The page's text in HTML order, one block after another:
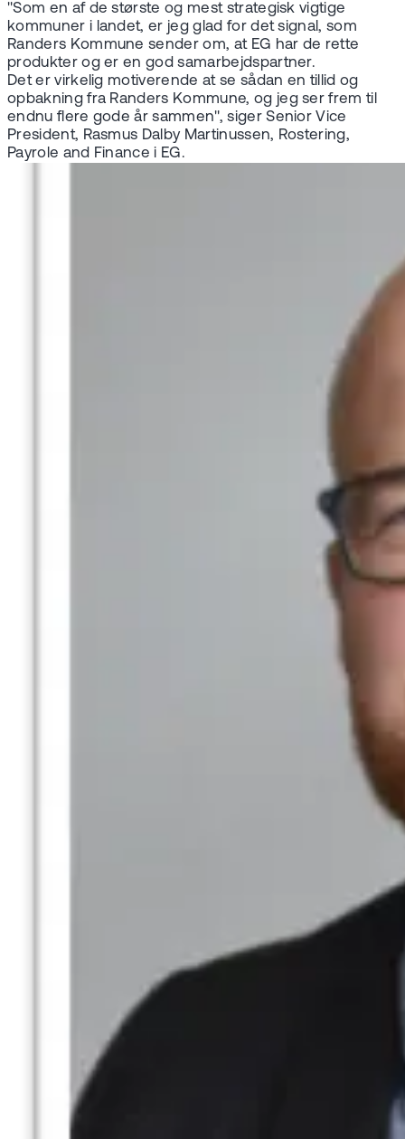
"Som en af de største og mest strategisk vigtige
kommuner i landet, er jeg glad for det signal, som
Randers Kommune sender om, at EG har de rette
produkter og er en god samarbejdspartner.
Det er virkelig motiverende at se sådan en tillid og
opbakning fra Randers Kommune, og jeg ser frem til
endnu flere gode år sammen", siger Senior Vice
President, Rasmus Dalby Martinussen, Rostering,
Payrole and Finance i EG.